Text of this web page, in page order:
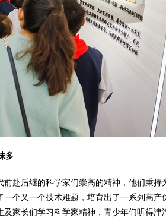
多
赴后继的科学家们崇高的精神，他们秉持
个又一个技术难题，培育出了一系列高产
家长们学习科学家精神，青少年们听得津